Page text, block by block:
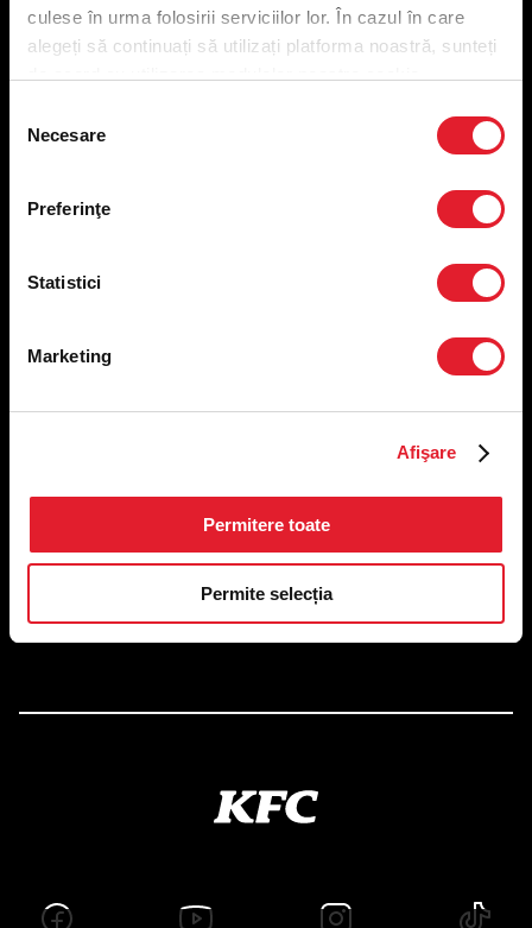
culese în urma folosirii serviciilor lor. În cazul în care
alegeți să continuați să utilizați platforma noastră, sunteți
consimțământului
Necesare
Preferinţe
Statistici
Marketing
Afişare
Permitere toate
Permite selecția
Contact
Utile
Politica privind prelucrarea datelor
Condiții de desfășurare „Descarcă KFC APP”
Restaurante
CAMERA 5, Etaj 2
Autorizații și avize